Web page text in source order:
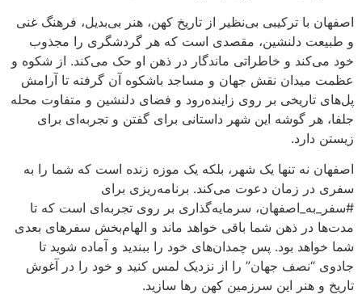
اصفهان با ترکیبی بی‌نظیر از تاریخ کهن، هنر بی‌بدیل، فرهنگ غنی
و طبیعت دلنشین، مقصدی است که هر گردشگری را مجذوب
خود می‌کند و خاطراتی ماندگار در ذهن او حک می‌کند. از شکوه و
عظمت میدان نقش جهان و مساجد باشکوه آن گرفته تا آرامش
پل‌های تاریخی بر روی زاینده‌رود و فضای دلنشین و متفاوت محله
جلفا، هر گوشه این شهر داستانی برای گفتن و تجربه‌ای برای
زیستن دارد.
اصفهان نه تنها یک شهر، بلکه یک موزه زنده است که شما را به
سفری در زمان دعوت می‌کند. برنامه‌ریزی برای
#سفر_به_اصفهان، سرمایه‌گذاری بر روی تجربه‌ای است که تا
مدت‌ها در ذهن شما باقی خواهد ماند و الهام‌بخش سفرهای بعدی
شما خواهد بود. پس چمدان‌های خود را ببندید و آماده شوید تا
جادوی “نصف جهان” را از نزدیک لمس کنید و خود را در آغوش
تاریخ و هنر این سرزمین کهن رها سازید.